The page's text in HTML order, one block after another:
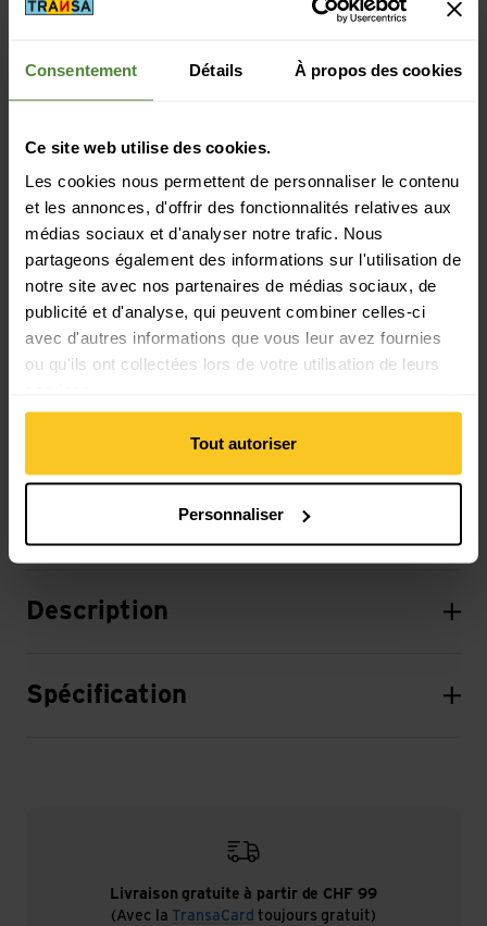
Consentement Détails À propos des cookies
Ce site web utilise des cookies.
Les cookies nous permettent de personnaliser le contenu
et les annonces, d'offrir des fonctionnalités relatives aux
médias sociaux et d'analyser notre trafic. Nous
partageons également des informations sur l'utilisation de
notre site avec nos partenaires de médias sociaux, de
publicité et d'analyse, qui peuvent combiner celles-ci
avec d'autres informations que vous leur avez fournies
ou qu'ils ont collectées lors de votre utilisation de leurs
Tout autoriser
Personnaliser
Accroches sacs à dos: Casque | Piolet | Support de corde | Ski
diagonal | Snowboard | Bâtons | Raquettes à neige
Durabilité
l'environnement
Matériau composition: 50% Polyamide (recyclé) | 50%
Polyamide
Matériau intérieur composition: 100% Polyamide
Matériau d'origine animale: Laine
Longueur: 24 cm
Poids en grammes: 1430 g
Description
Spécification
Livraison gratuite à partir de CHF 99
(Avec la TransaCard toujours gratuit)